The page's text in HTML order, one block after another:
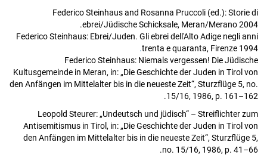
Federico Steinhaus and Rosanna Pruccoli (ed.): Storie di
ebrei/Jüdische Schicksale, Meran/Merano 2004.
Federico Steinhaus: Ebrei/Juden. Gli ebrei dell'Alto Adige negli anni
trenta e quaranta, Firenze 1994
.
Federico Steinhaus: Niemals vergessen! Die Jüdische
Kultusgemeinde in Meran, in: „Die Geschichte der Juden in Tirol von
den Anfängen im Mittelalter bis in die neueste Zeit“, Sturzflüge 5, no.
15/16, 1986, p. 161–162.
Leopold Steurer: „Undeutsch und jüdisch“ – Streiflichter zum
Antisemitismus in Tirol, in: „Die Geschichte der Juden in Tirol von
den Anfängen im Mittelalter bis in die neueste Zeit“, Sturzflüge 5,
no. 15/16, 1986, p. 41–66.